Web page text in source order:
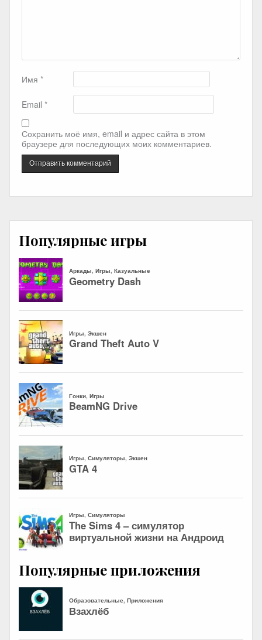
Имя *
Email *
Сохранить моё имя, email и адрес сайта в этом
браузере для последующих моих комментариев.
Популярные игры
Популярные приложения